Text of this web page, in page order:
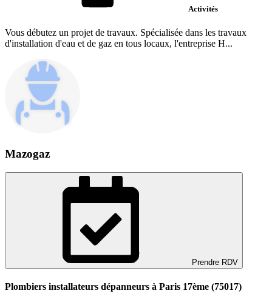
Activités
Vous débutez un projet de travaux. Spécialisée dans les travaux
d'installation d'eau et de gaz en tous locaux, l'entreprise H...
Mazogaz
Prendre RDV
Plombiers installateurs dépanneurs à Paris 17ème (75017)